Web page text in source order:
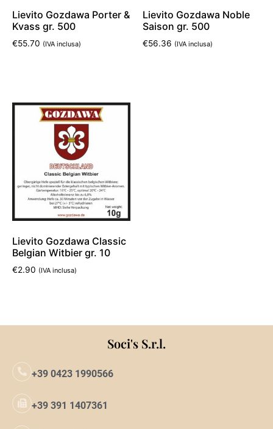
Lievito Gozdawa Porter &
Kvass gr. 500
€55.70 (IVA inclusa)
Lievito Gozdawa Noble
Saison gr. 500
€56.36 (IVA inclusa)
Lievito Gozdawa Classic
Belgian Witbier gr. 10
€2.90 (IVA inclusa)
Soci's S.r.l.
+39 0423 1990566
+39 391 1407361